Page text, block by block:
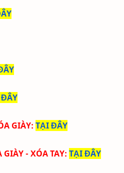
GIÀY: TẠI ĐÂY
GIÀY - XÓA TAY: TẠI ĐÂY